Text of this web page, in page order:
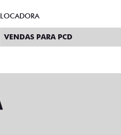
LOCADORA
VENDAS PARA PCD